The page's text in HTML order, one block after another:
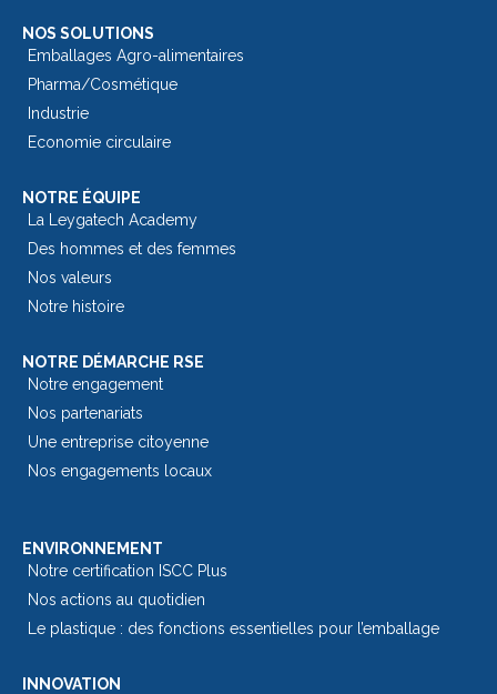
NOS SOLUTIONS
Emballages Agro-alimentaires
Pharma/Cosmétique
Industrie
Economie circulaire
NOTRE ÉQUIPE
La Leygatech Academy
Des hommes et des femmes
Nos valeurs
Notre histoire
NOTRE DÉMARCHE RSE
Notre engagement
Nos partenariats
Une entreprise citoyenne
Nos engagements locaux
ENVIRONNEMENT
Notre certification ISCC Plus
Nos actions au quotidien
Le plastique : des fonctions essentielles pour l’emballage​
INNOVATION